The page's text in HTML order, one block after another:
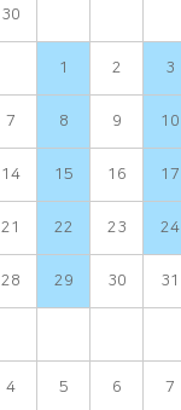
30
1 2 3
7 8 9 10
14 15 16 17
21 22 23 24
28 29 30 31
4 5 6 7